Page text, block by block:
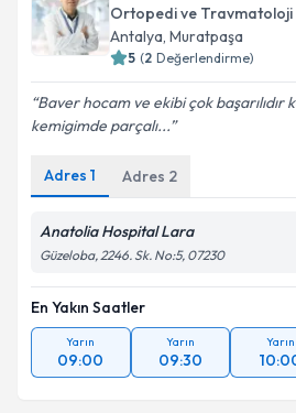
E-posta Adresiniz
Kişisel verilerimin
kapsamda işlenmesini
Takvim Talebini
Ortopedi ve Travmatoloji
Antalya, Muratpaşa
5 (2 Değerlendirme)
Baver hocam ve ekibi çok başarılıdır
kemigimde parçalı...
Adres 1 Adres 2
Anatolia Hospital Lara
Güzeloba, 2246. Sk. No:5, 07230
En Yakın Saatler
Yarın
09:00
Yarın
09:30
Yarın